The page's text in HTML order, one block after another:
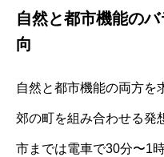
自然と都市機能の
向
自然と都市機能の両方を
郊の町を組み合わせる発
市までは電車で30分〜1